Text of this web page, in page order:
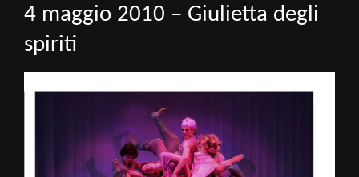
4 maggio 2010 – Giulietta degli
spiriti